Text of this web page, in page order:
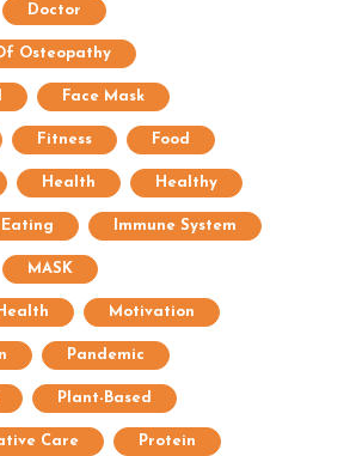
Doctor
Osteopathy
Face Mask
Fitness Food
Health Healthy
Immune System
MASK
Motivation
Pandemic
Plant-Based
Care Protein